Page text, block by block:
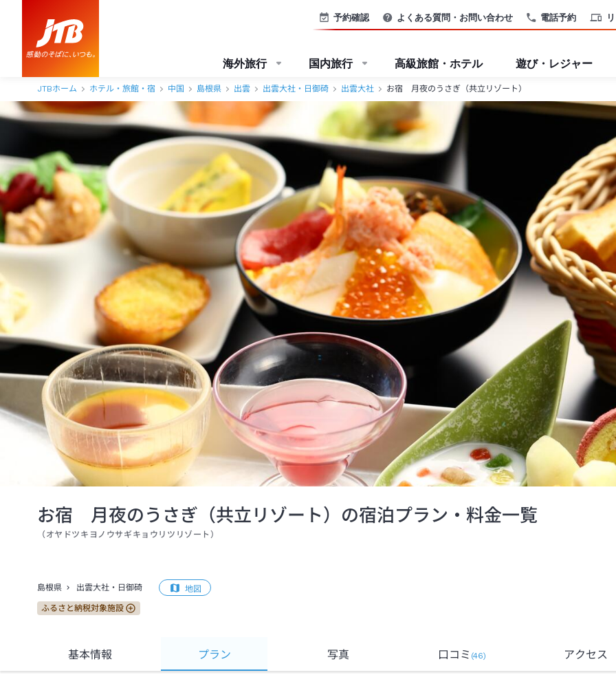
電話予約
予約確認 よくある質問・お問い合わせ
海外旅行 国内旅行 高級旅館・ホテル 遊び・レジャー
JTBホーム ホテル・旅館・宿 中国 島根県 出雲 出雲大社・日御碕 出雲大社 お宿 月夜のうさぎ（共立リゾート）
お宿 月夜のうさぎ（共立リゾート）の宿泊プラン・料金一覧
（ オヤドツキヨノウサギキョウリツリゾート ）
島根県 出雲大社・日御碕 地図
ふるさと納税対象施設
基本情報 プラン 写真 口コミ (46) アクセス